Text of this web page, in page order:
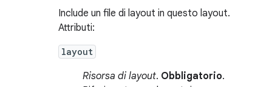
Include un file di layout in questo layout.
Attributi:
layout
Risorsa di layout. Obbligatorio.